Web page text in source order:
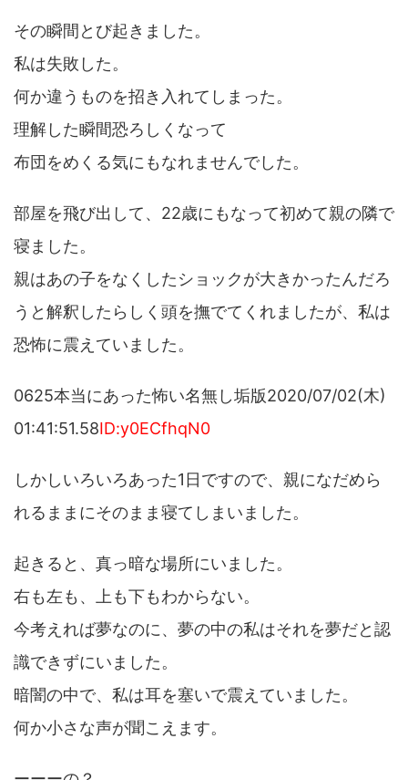
その瞬間とび起きました。
私は失敗した。
何か違うものを招き入れてしまった。
理解した瞬間恐ろしくなって
布団をめくる気にもなれませんでした。
部屋を飛び出して、22歳にもなって初めて親の隣で
寝ました。
親はあの子をなくしたショックが大きかったんだろ
うと解釈したらしく頭を撫でてくれましたが、私は
恐怖に震えていました。
0625本当にあった怖い名無し垢版2020/07/02(木)
01:41:51.58ID:y0ECfhqN0
しかしいろいろあった1日ですので、親になだめら
れるままにそのまま寝てしまいました。
起きると、真っ暗な場所にいました。
右も左も、上も下もわからない。
今考えれば夢なのに、夢の中の私はそれを夢だと認
識できずにいました。
暗闇の中で、私は耳を塞いで震えていました。
何か小さな声が聞こえます。